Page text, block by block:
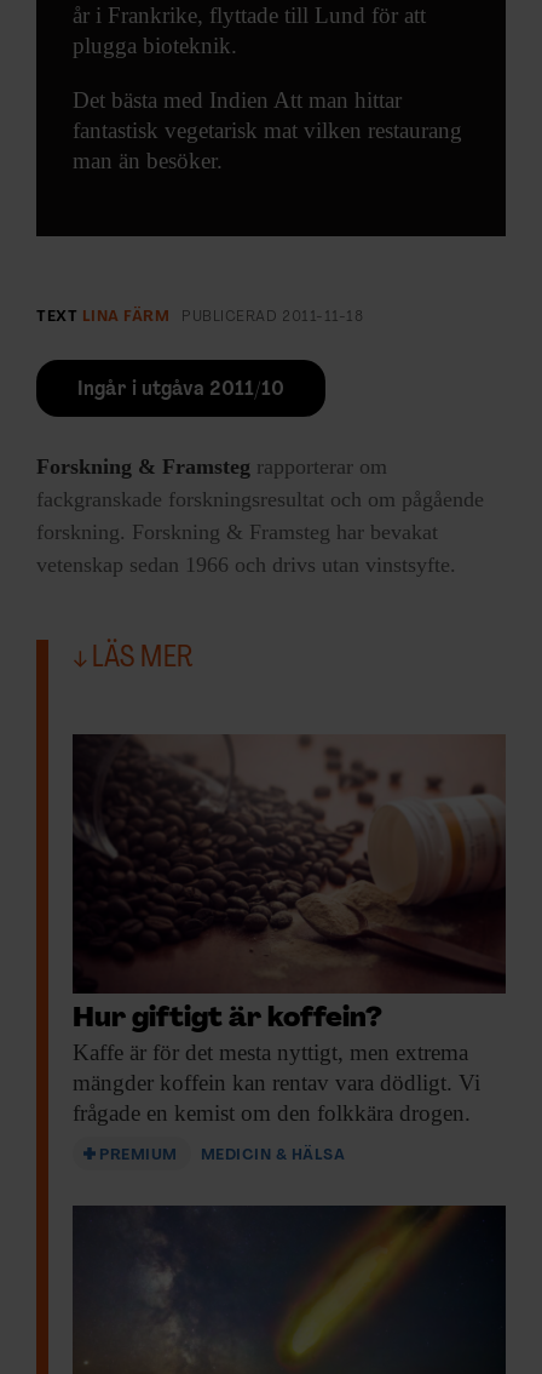
år i Frankrike, flyttade till Lund för att
plugga bioteknik.
Det bästa med Indien Att man hittar
fantastisk vegetarisk mat vilken restaurang
man än besöker.
TEXT LINA FÄRM PUBLICERAD 2011-11-18
Ingår i utgåva 2011/10
Forskning & Framsteg rapporterar om
fackgranskade forskningsresultat och om pågående
forskning. Forskning & Framsteg har bevakat
vetenskap sedan 1966 och drivs utan vinstsyfte.
LÄS MER
Hur giftigt är koffein?
Kaffe är för det mesta nyttigt, men extrema
mängder koffein kan rentav vara dödligt. Vi
frågade en kemist om den folkkära drogen.
PREMIUM MEDICIN & HÄLSA